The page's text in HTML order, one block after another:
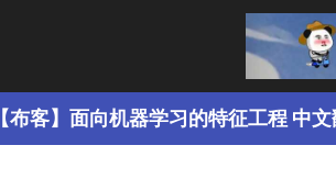
【布客】面向机器学习的特征工程 中